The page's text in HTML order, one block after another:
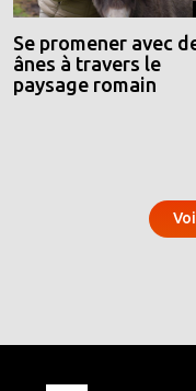
Se promener avec
ânes à travers le
paysage romain